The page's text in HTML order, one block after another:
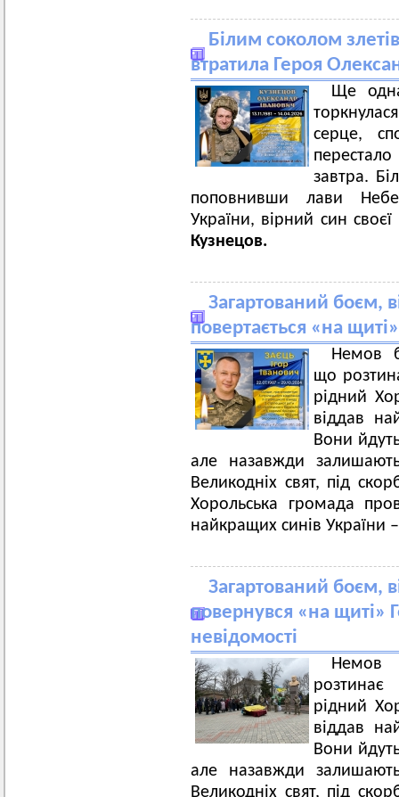
Білим соколом
втратила Героя
Ще
серце,
завтра.
поповнивши лави
України, вірний син
Кузнецов.
Загартований боєм,
повертається «на
Немов
що
рідний
віддав
Вони
але назавжди
Великодніх свят, під
Хорольська громада
найкращих синів України
Загартований боєм,
повернувся «на щиті»
невідомості
Немов
розтинає
рідний
віддав
Вони
але назавжди
Великодніх свят, під